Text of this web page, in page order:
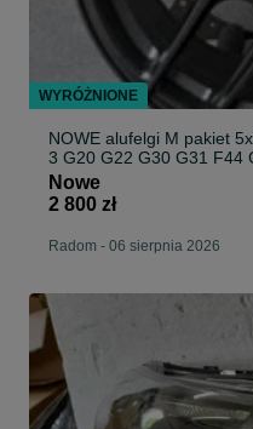
NOWE alufelgi M pakiet
3 G20 G22 G30 G31 F44
F48 G42 X2 U06 Active
Grafitowe jak Japan
Nowe
2 800 zł
Radom - 06 sierpnia 2026
WYRÓŻNIONE